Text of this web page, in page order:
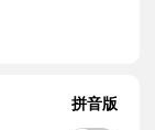
拼音版